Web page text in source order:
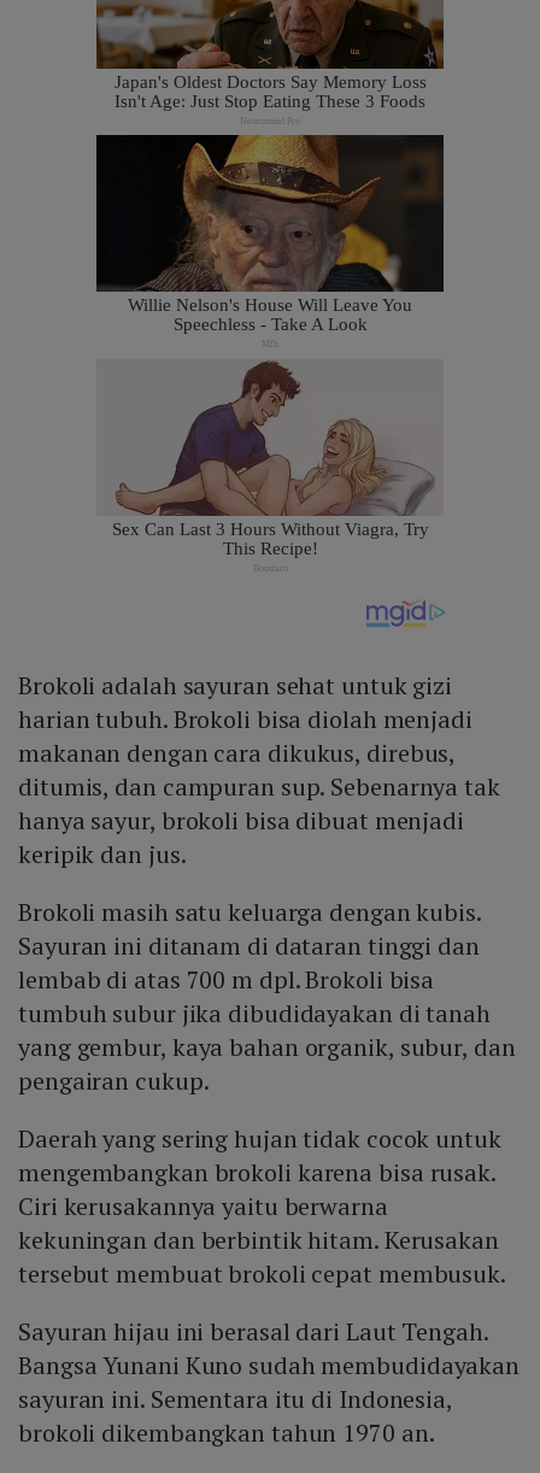
Brokoli adalah sayuran sehat untuk gizi
harian tubuh. Brokoli bisa diolah menjadi
makanan dengan cara dikukus, direbus,
ditumis, dan campuran sup. Sebenarnya tak
hanya sayur, brokoli bisa dibuat menjadi
keripik dan jus.
Brokoli masih satu keluarga dengan kubis.
Sayuran ini ditanam di dataran tinggi dan
lembab di atas 700 m dpl. Brokoli bisa
tumbuh subur jika dibudidayakan di tanah
yang gembur, kaya bahan organik, subur, dan
pengairan cukup.
Daerah yang sering hujan tidak cocok untuk
mengembangkan brokoli karena bisa rusak.
Ciri kerusakannya yaitu berwarna
kekuningan dan berbintik hitam. Kerusakan
tersebut membuat brokoli cepat membusuk.
Sayuran hijau ini berasal dari Laut Tengah.
Bangsa Yunani Kuno sudah membudidayakan
sayuran ini. Sementara itu di Indonesia,
brokoli dikembangkan tahun 1970 an.